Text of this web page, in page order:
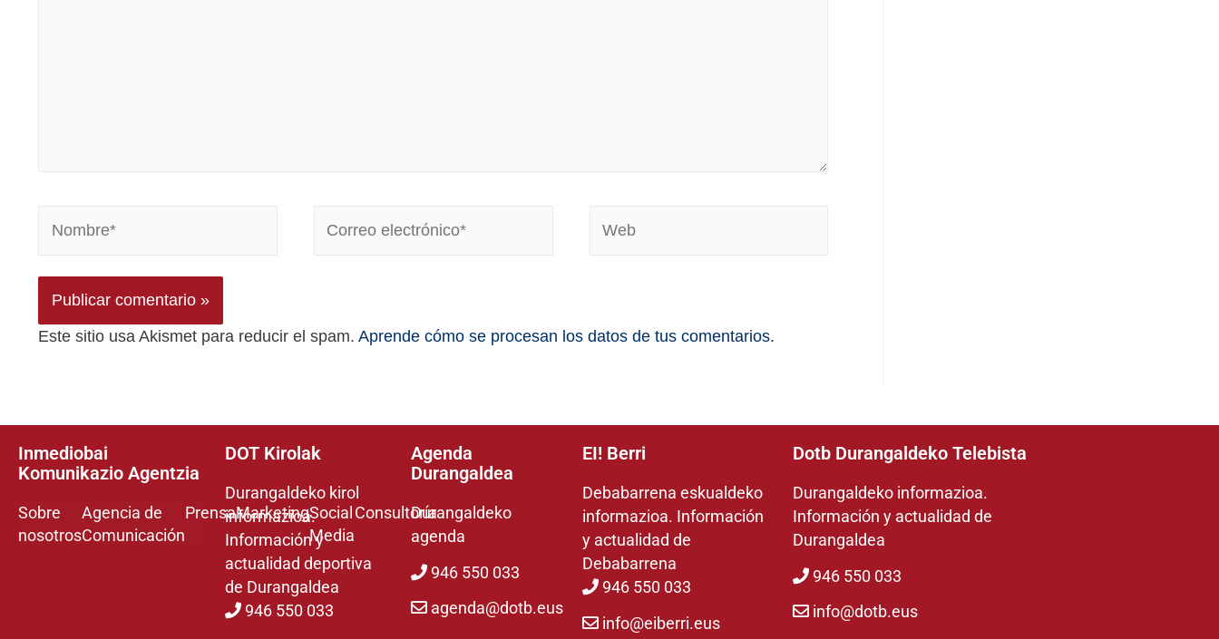
Este sitio usa Akismet para reducir el spam. Aprende cómo se procesan los datos de tus comentarios.
Inmediobai
Komunikazio Agentzia
Sobre
nosotros
Agencia de
Comunicación
PrensaMarketingSocial
Media
Consultoría
DOT Kirolak
Durangaldeko kirol
informazioa.
Información y
actualidad deportiva
de Durangaldea
946 550 033
Agenda
Durangaldea
Durangaldeko
agenda
946 550 033
agenda@dotb.eus
EI! Berri
Debabarrena eskualdeko
informazioa. Información
y actualidad de
Debabarrena
946 550 033
info@eiberri.eus
Dotb Durangaldeko Telebista
Durangaldeko informazioa.
Información y actualidad de
Durangaldea
946 550 033
info@dotb.eus